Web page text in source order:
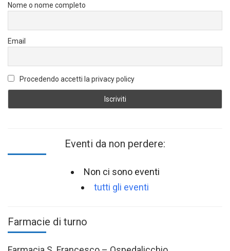
Nome o nome completo
Email
Procedendo accetti la privacy policy
Eventi da non perdere:
Non ci sono eventi
tutti gli eventi
Farmacie di turno